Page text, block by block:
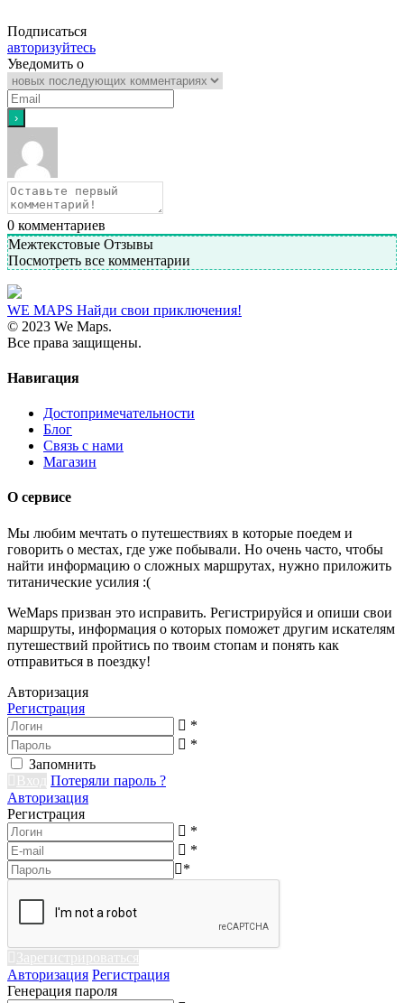
Подписаться
авторизуйтесь
Уведомить о
0 комментариев
Межтекстовые Отзывы
Посмотреть все комментарии
WE MAPS Найди свои приключения!
© 2023 We Maps.
Все права защищены.
Навигация
Достопримечательности
Блог
Связь с нами
Магазин
О сервисе
Мы любим мечтать о путешествиях в которые поедем и
говорить о местах, где уже побывали. Но очень часто, чтобы
найти информацию о сложных маршрутах, нужно приложить
титанические усилия :(
WeMaps призван это исправить. Регистрируйся и опиши свои
маршруты, информация о которых поможет другим искателям
путешествий пройтись по твоим стопам и понять как
отправиться в поездку!
Авторизация
Регистрация
*
*
Запомнить
Вход
Потеряли пароль ?
Авторизация
Регистрация
*
*
*
Зарегистрироваться
Авторизация Регистрация
Генерация пароля